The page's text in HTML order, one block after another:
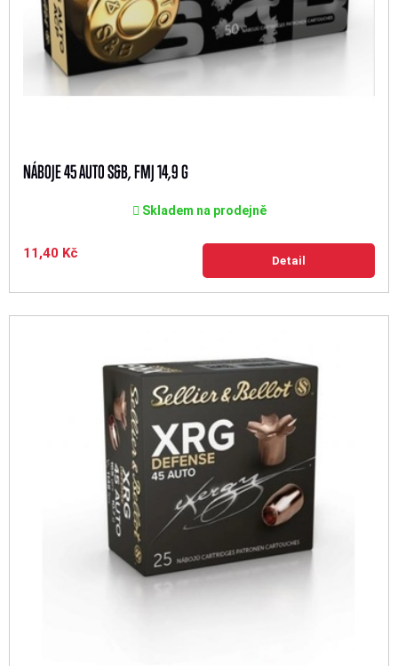
NÁBOJE 45 AUTO S&B, FMJ 14,9 G
Skladem na prodejně
11,40 Kč Detail